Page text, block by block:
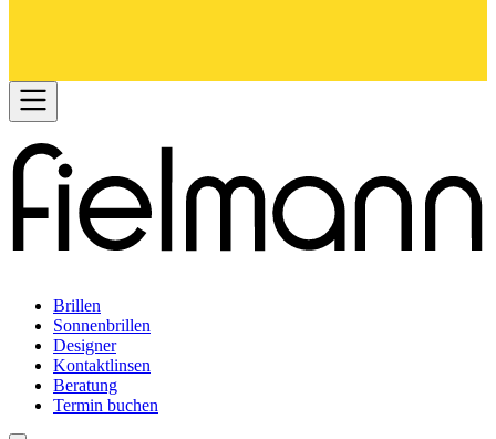
Brillen
Sonnenbrillen
Designer
Kontaktlinsen
Beratung
Termin buchen